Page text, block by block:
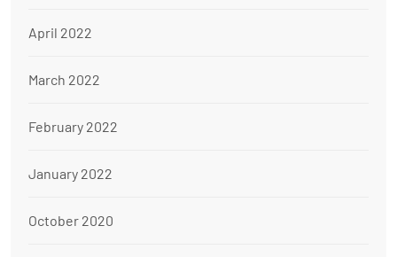
April 2022
March 2022
February 2022
January 2022
October 2020